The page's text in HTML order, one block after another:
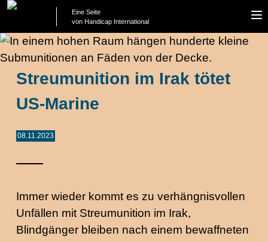
Eine Seite
von Handicap International
Streumunition im Irak tötet
US-Marine
08.11.2023
Immer wieder kommt es zu verhängnisvollen
Unfällen mit Streumunition im Irak,
Blindgänger bleiben nach einem bewaffneten